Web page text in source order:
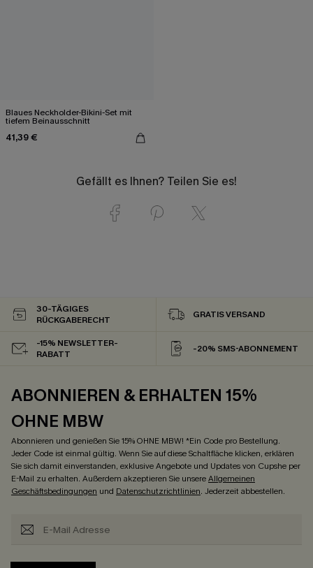
Blaues Neckholder-Bikini-Set mit
tiefem Beinausschnitt
41,39 €
Gefällt es Ihnen? Teilen Sie es!
30-TÄGIGES
RÜCKGABERECHT
GRATIS VERSAND
-15% NEWSLETTER-
RABATT
-20% SMS-ABONNEMENT
ABONNIEREN & ERHALTEN 15%
OHNE MBW
Abonnieren und genießen Sie 15% OHNE MBW! *Ein Code pro Bestellung.
Jeder Code ist einmal gültig. Wenn Sie auf diese Schaltfläche klicken, erklären
Sie sich damit einverstanden, exklusive Angebote und Updates von Cupshe per
E-Mail zu erhalten. Außerdem akzeptieren Sie unsereAllgemeinen
Geschäftsbedingungen und Datenschutzrichtlinien. Jederzeit abbestellen.